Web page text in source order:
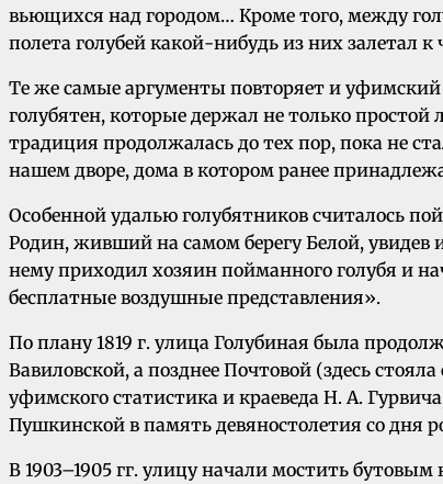
вьющихся над городом… Кроме того, между
полета голубей какой-нибудь из них залетал
Те же самые аргументы повторяет и уфимский
голубятен, которые держал не только
традиция продолжалась до тех пор, пока не
нашем дворе, дома в котором ранее
Особенной удалью голубятников считалось
Родин, живший на самом берегу Белой, увидев
нему приходил хозяин пойманного голубя и
бесплатные воздушные представления».
По плану 1819 г. улица Голубиная была
Вавиловской, а позднее Почтовой (здесь
уфимского статистика и краеведа Н. А.
Пушкинской в память девяностолетия со дня
В 1903–1905 гг. улицу начали мостить